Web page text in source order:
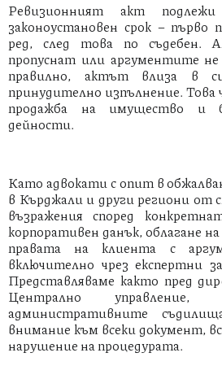
Ревизионният акт
законоустановен срок – първо
ред, след това по съдебен.
пропуснат или аргументите
правилно, актът влиза в
принудително изпълнение. Това
продажба на имущество и
дейности.
Като адвокати с опит в
в Кърджали и други региони от
възражения според
корпоративен данък, облагане
правата на клиента с
включително чрез експертни
Представляваме както пред
Централно
административните
внимание към всеки документ,
нарушение на процедурата.